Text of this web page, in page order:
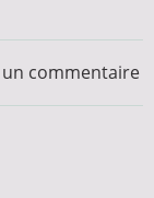
commentaire